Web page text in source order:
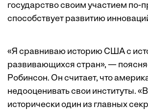
государство своим участием по-
способствует развитию
«Я сравниваю историю США с
развивающихся стран», —
Робинсон. Он считает, что
недооценивать свои институты.
исторически один из главных